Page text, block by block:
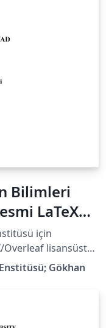
Bilimleri
LaTeX
için
Overleaf lisansüstü
Enstitüsünün resmi
Yazım
Gökhan